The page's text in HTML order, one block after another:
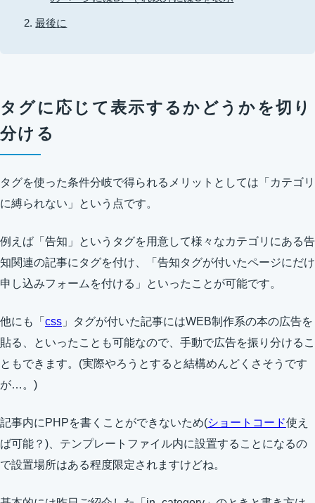
最後に
タグに応じて表示するかどうかを切り
分ける
タグを使った条件分岐で得られるメリットとしては「カテゴリ
に縛られない」という点です。
例えば「告知」というタグを用意して様々なカテゴリにある告
知関連の記事にタグを付け、「告知タグが付いたページにだけ
申し込みフォームを付ける」といったことが可能です。
他にも「 css 」タグが付いた記事にはWEB制作系の本の広告を
貼る、といったことも可能なので、手動で広告を振り分けるこ
ともできます。(実際やろうとすると結構めんどくさそうです
が…。)
記事内にPHPを書くことができないため(ショートコード使え
ば可能？)、テンプレートファイル内に設置することになるの
で設置場所はある程度限定されますけどね。